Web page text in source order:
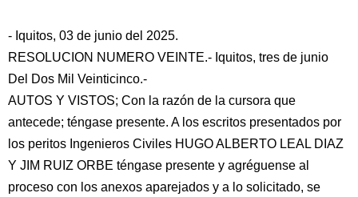
- Iquitos, 03 de junio del 2025.
RESOLUCION NUMERO VEINTE.- Iquitos, tres de junio
Del Dos Mil Veinticinco.-
AUTOS Y VISTOS; Con la razón de la cursora que
antecede; téngase presente. A los escritos presentados por
los peritos Ingenieros Civiles HUGO ALBERTO LEAL DIAZ
Y JIM RUIZ ORBE téngase presente y agréguense al
proceso con los anexos aparejados y a lo solicitado, se